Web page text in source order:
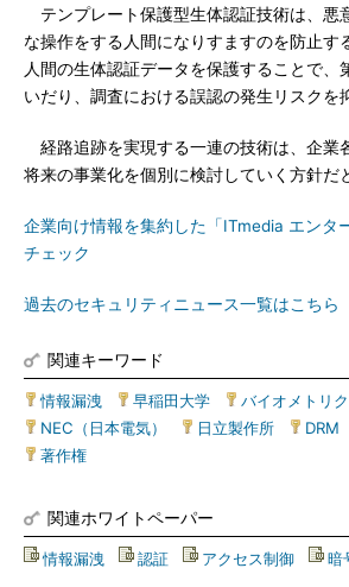
テンプレート保護型生体認証技術は、悪
な操作をする人間になりすますのを防止す
人間の生体認証データを保護することで、
いだり、調査における誤認の発生リスクを
経路追跡を実現する一連の技術は、企業
将来の事業化を個別に検討していく方針だ
企業向け情報を集約した「ITmedia エンタ
チェック
過去のセキュリティニュース一覧はこちら
関連キーワード
情報漏洩 早稲田大学 バイオメトリ
NEC（日本電気）
日立製作所 DRM
著作権
関連ホワイトペーパー
情報漏洩 認証 アクセス制御 暗